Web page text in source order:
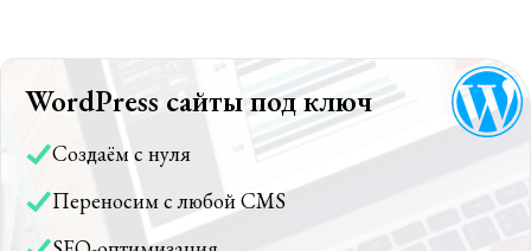
WordPress сайты под ключ
Создаём с нуля
Переносим с любой CMS